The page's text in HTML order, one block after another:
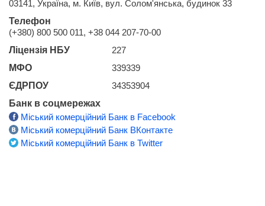
03141, Україна, м. Київ, вул. Солом'янська, будинок 33
Телефон
(+380) 800 500 011, +38 044 207-70-00
Ліцензія НБУ
227
МФО
339339
ЄДРПОУ
34353904
Банк в соцмережах
Міський комерційний Банк в Facebook
Міський комерційний Банк ВКонтакте
Міський комерційний Банк в Twitter